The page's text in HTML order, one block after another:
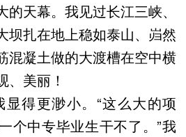
天幕。我见过长江三峡、
坝扎在地上稳如泰山、岿然
混凝土做的大渡槽在空中横
、美丽！
得更渺小。“这么大的项
个中专毕业生干不了。”我